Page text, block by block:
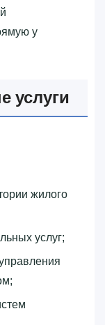
у
услуги
жилого
услуг;